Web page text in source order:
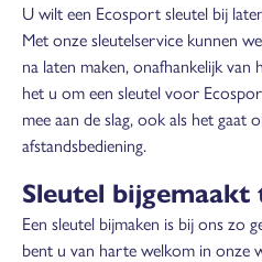
U wilt een Ecosport sleutel bij
Met onze sleutelservice kunnen
na laten maken, onafhankelijk
het u om een sleutel voor
mee aan de slag, ook als het gaat
afstandsbediening.
Sleutel
Een sleutel bijmaken is bij ons zo
bent u van harte welkom in onze